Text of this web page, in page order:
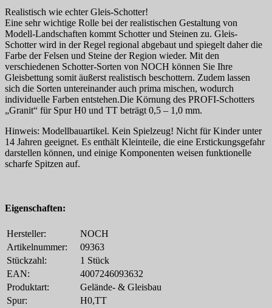
Realistisch wie echter Gleis-Schotter!
Eine sehr wichtige Rolle bei der realistischen Gestaltung von
Modell-Landschaften kommt Schotter und Steinen zu. Gleis-
Schotter wird in der Regel regional abgebaut und spiegelt daher die
Farbe der Felsen und Steine der Region wieder. Mit den
verschiedenen Schotter-Sorten von NOCH können Sie Ihre
Gleisbettung somit äußerst realistisch beschottern. Zudem lassen
sich die Sorten untereinander auch prima mischen, wodurch
individuelle Farben entstehen.Die Körnung des PROFI-Schotters
„Granit“ für Spur H0 und TT beträgt 0,5 – 1,0 mm.
Hinweis: Modellbauartikel. Kein Spielzeug! Nicht für Kinder unter
14 Jahren geeignet. Es enthält Kleinteile, die eine Erstickungsgefahr
darstellen können, und einige Komponenten weisen funktionelle
scharfe Spitzen auf.
Eigenschaften:
Hersteller:
NOCH
Artikelnummer:
09363
Stückzahl:
1 Stück
EAN:
4007246093632
Produktart:
Gelände- & Gleisbau
Spur:
H0,TT